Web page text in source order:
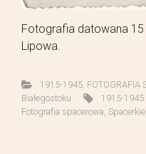
Fotografia datowana
Lipowa.
1915-1945, FOTOGRAFIA
Białegostoku
1915-1945
Fotografia spacerowa